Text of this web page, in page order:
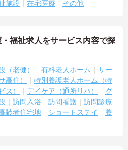
施設 在宅医療 その他
福祉求人をサービス内容で探
（老健） 有料老人ホーム
サー
高住）
特別養護老人ホーム（特
ス） デイケア（通所リハ）
グ
訪問入浴 訪問看護
訪問診療
齢者住宅地 ショートステイ
養